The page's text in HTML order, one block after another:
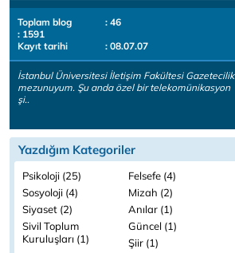
Toplam blog
: 46
: 1591
Kayıt tarihi
: 08.07.07
İstanbul Üniversitesi İletişim Fakültesi Gazetecilik
mezunuyum. Şu anda özel bir telekomünikasyon
şi..
Yazdığım Kategoriler
Psikoloji (25)
Felsefe (4)
Sosyoloji (4)
Mizah (2)
Siyaset (2)
Anılar (1)
Sivil Toplum
Kuruluşları (1)
Güncel (1)
Şiir (1)